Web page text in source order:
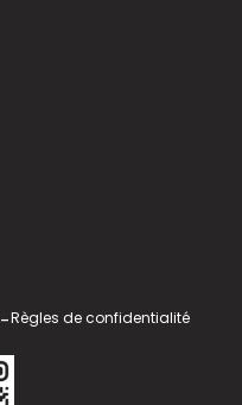
-Règles de confidentialité